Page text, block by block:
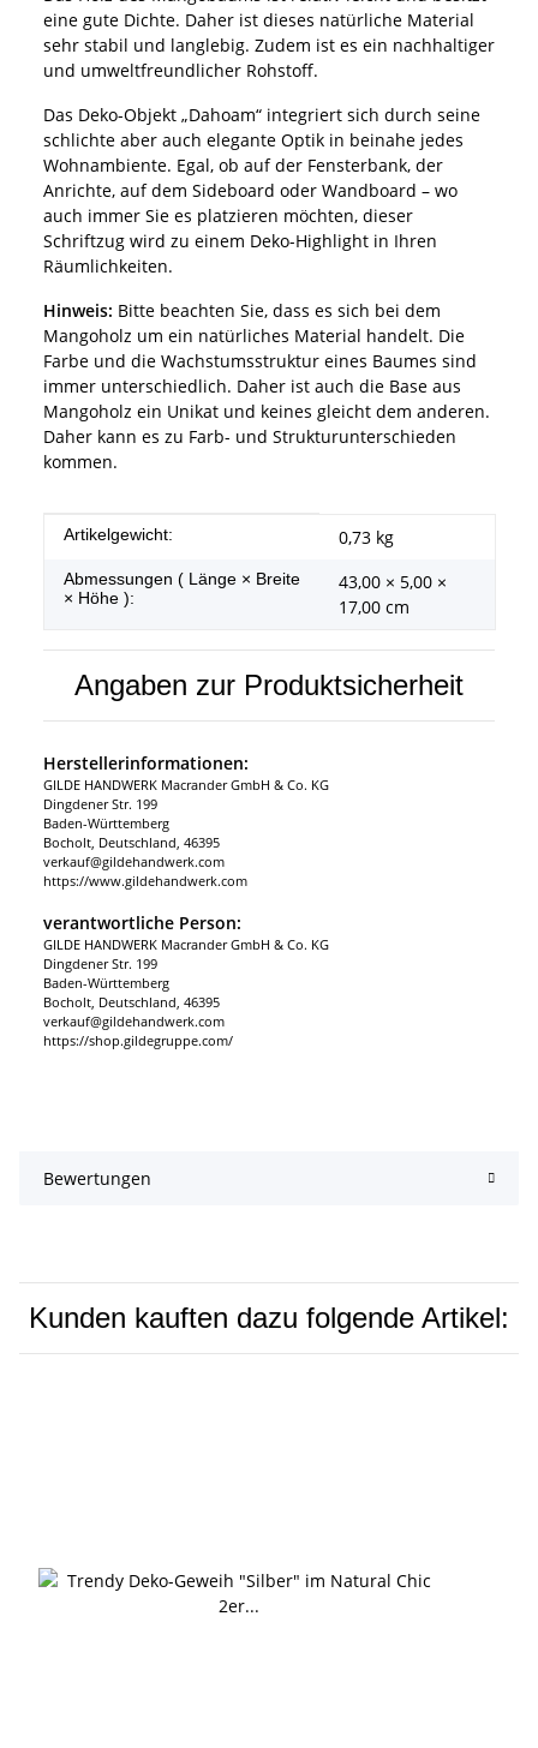
eine gute Dichte. Daher ist dieses natürliche Material
sehr stabil und langlebig. Zudem ist es ein nachhaltiger
und umweltfreundlicher Rohstoff.
Das Deko-Objekt „Dahoam“ integriert sich durch seine
schlichte aber auch elegante Optik in beinahe jedes
Wohnambiente. Egal, ob auf der Fensterbank, der
Anrichte, auf dem Sideboard oder Wandboard – wo
auch immer Sie es platzieren möchten, dieser
Schriftzug wird zu einem Deko-Highlight in Ihren
Räumlichkeiten.
Hinweis: Bitte beachten Sie, dass es sich bei dem
Mangoholz um ein natürliches Material handelt. Die
Farbe und die Wachstumsstruktur eines Baumes sind
immer unterschiedlich. Daher ist auch die Base aus
Mangoholz ein Unikat und keines gleicht dem anderen.
Daher kann es zu Farb- und Strukturunterschieden
kommen.
Produkteigenschaft
Wert
Artikelgewicht: 0,73 kg
Abmessungen ( Länge × Breite
× Höhe ):
43,00 × 5,00 ×
17,00 cm
Angaben zur Produktsicherheit
Herstellerinformationen:
GILDE HANDWERK Macrander GmbH & Co. KG
Dingdener Str. 199
Baden-Württemberg
Bocholt, Deutschland, 46395
verkauf@gildehandwerk.com
https://www.gildehandwerk.com
verantwortliche Person:
GILDE HANDWERK Macrander GmbH & Co. KG
Dingdener Str. 199
Baden-Württemberg
Bocholt, Deutschland, 46395
verkauf@gildehandwerk.com
https://shop.gildegruppe.com/
Bewertungen
Kunden kauften dazu folgende Artikel: